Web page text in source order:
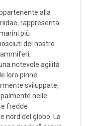
alla
rappresenta
più
del nostro
notevole agilità
loro pinne
sviluppate,
nelle
fredde
nord del globo. La